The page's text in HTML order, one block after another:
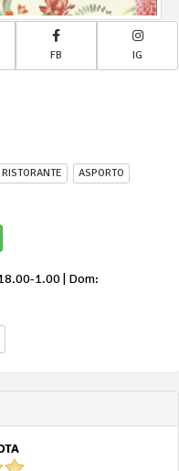
FB IG
RISTORANTE ASPORTO
1.00 | Dom: